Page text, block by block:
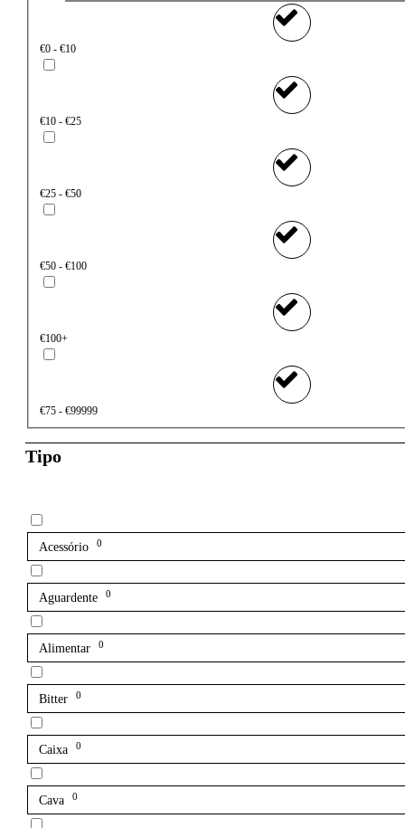
€0 - €10
€10 - €25
€25 - €50
€50 - €100
€100+
€75 - €99999
Tipo
Acessório 0
Aguardente 0
Alimentar 0
Bitter 0
Caixa 0
Cava 0